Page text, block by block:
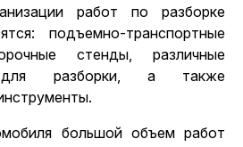
работ по разборке
подъемно-транспортные
стенды, различные
для разборки, а также
большой объем работ